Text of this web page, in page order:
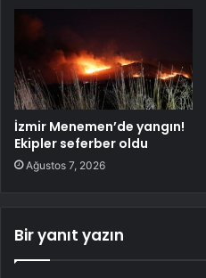
İzmir Menemen’de yangın!
Ekipler seferber oldu
Ağustos 7, 2026
Bir yanıt yazın